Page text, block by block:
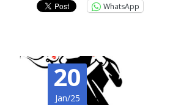
WhatsApp
20
Jan/25